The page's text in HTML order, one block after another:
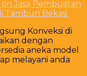
on Jasa Pembuatan
Tambun Bekasi
Konveksi di
dengan
aneka model
melayani anda